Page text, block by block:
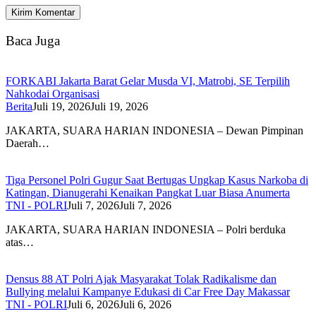
Baca Juga
FORKABI Jakarta Barat Gelar Musda VI, Matrobi, SE Terpilih
Nahkodai Organisasi
BeritaJuli 19, 2026Juli 19, 2026
JAKARTA, SUARA HARIAN INDONESIA – Dewan Pimpinan
Daerah…
Tiga Personel Polri Gugur Saat Bertugas Ungkap Kasus Narkoba di
Katingan, Dianugerahi Kenaikan Pangkat Luar Biasa Anumerta
TNI - POLRIJuli 7, 2026Juli 7, 2026
JAKARTA, SUARA HARIAN INDONESIA – Polri berduka
atas…
Densus 88 AT Polri Ajak Masyarakat Tolak Radikalisme dan
Bullying melalui Kampanye Edukasi di Car Free Day Makassar
TNI - POLRIJuli 6, 2026Juli 6, 2026